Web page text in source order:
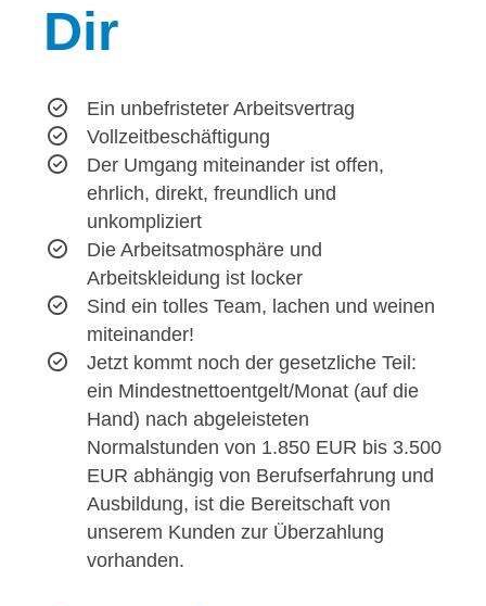
Dir
Ein unbefristeter Arbeitsvertrag
Vollzeitbeschäftigung
Der Umgang miteinander ist offen,
ehrlich, direkt, freundlich und
unkompliziert
Die Arbeitsatmosphäre und
Arbeitskleidung ist locker
Sind ein tolles Team, lachen und weinen
miteinander!
Jetzt kommt noch der gesetzliche Teil:
ein Mindestnettoentgelt/Monat (auf die
Hand) nach abgeleisteten
Normalstunden von 1.850 EUR bis 3.500
EUR abhängig von Berufserfahrung und
Ausbildung, ist die Bereitschaft von
unserem Kunden zur Überzahlung
vorhanden.